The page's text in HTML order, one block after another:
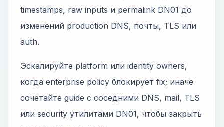
timestamps, raw inputs и permalink DN01 до
изменений production DNS, почты, TLS или
auth.
Эскалируйте platform или identity owners,
когда enterprise policy блокирует fix; иначе
сочетайте guide с соседними DNS, mail, TLS
или security утилитами DN01, чтобы закрыть